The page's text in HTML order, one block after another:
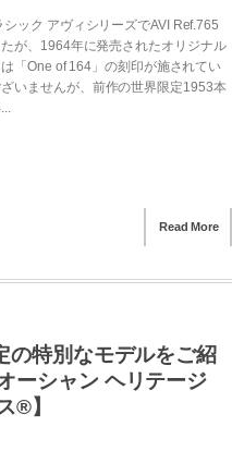
ック アヴィシリーズでAVI Ref.765
が、1964年に発売されたオリジナル
「One of 164」の刻印が施されてい
いませんが、前作の世界限定1953本
Read More
の特別なモデルをご紹
ーシャン ヘリテージ
®】